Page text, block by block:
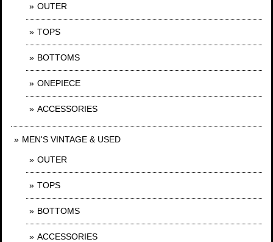
OUTER
TOPS
BOTTOMS
ONEPIECE
ACCESSORIES
MEN'S VINTAGE & USED
OUTER
TOPS
BOTTOMS
ACCESSORIES